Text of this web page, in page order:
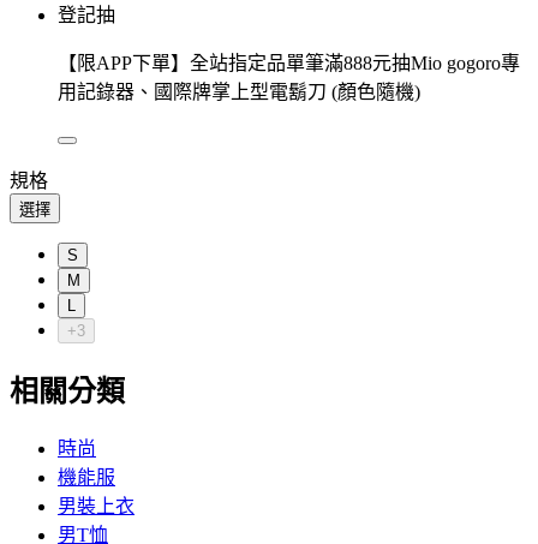
登記抽
【限APP下單】全站指定品單筆滿888元抽Mio gogoro專
用記錄器、國際牌掌上型電鬍刀 (顏色隨機)
規格
選擇
S
M
L
+3
相關分類
時尚
機能服
男裝上衣
男T恤